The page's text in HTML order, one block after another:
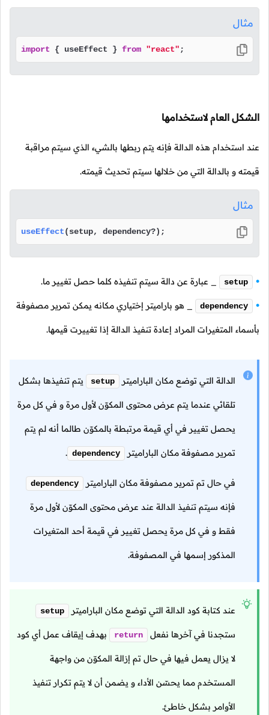
مثال
import { useEffect } from "react" ;
الشكل العام لاستخدامها
عند استخدام هذه الدالة فإنه يتم ربطها بالشيء الذي سيتم مراقبة
قيمته و بالدالة التي من خلالها سيتم تحديث قيمته.
مثال
useEffect(setup, dependency?);
setup _ عبارة عن دالة سيتم تنفيذه كلما حصل تغيير ما.
dependency _ هو باراميتر إختياري مكانه يمكن تمرير مصفوفة
بأسماء المتغيرات المراد إعادة تنفيذ الدالة إذا تغييرت قيمها.
الدالة التي توضع مكان الباراميتر setup يتم تنفيذها بشكل
تلقائي عندما يتم عرض محتوى المكوّن لأول مرة و في كل مرة
يحصل تغيير في أي قيمة مرتبطة بالمكوّن طالما أنه لم يتم
تمرير مصفوفة مكان الباراميتر dependency
.
في حال تم تمرير مصفوفة مكان الباراميتر dependency
فإنه سيتم تنفيذ الدالة عند عرض محتوى المكوّن لأول مرة
فقط و في كل مرة يحصل تغيير في قيمة أحد المتغيرات
المذكور إسمها في المصفوفة.
عند كتابة كود الدالة التي توضع مكان الباراميتر setup
ستجدنا في آخرها نفعل return بهدف إيقاف عمل أي كود
لا يزال يعمل فيها في حال تم إزالة المكوّن من واجهة
المستخدم مما يحسّن الأداء و يضمن أن لا يتم تكرار تنفيذ
الأوامر بشكل خاطئ.